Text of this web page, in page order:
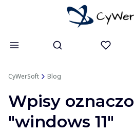
Otwórz
CyWerSoft Blog
Wpisy
"windows 11"